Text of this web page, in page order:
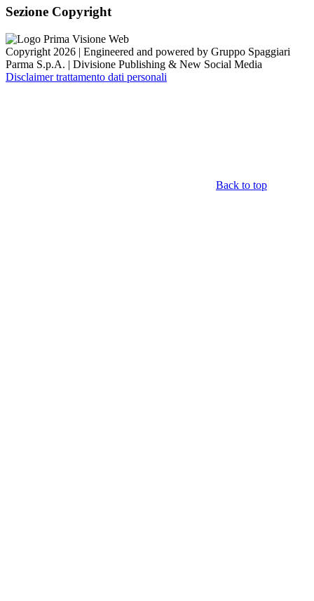
Sezione Copyright
Copyright 2026 | Engineered and powered by Gruppo Spaggiari
Parma S.p.A. | Divisione Publishing & New Social Media
Disclaimer trattamento dati personali
Back to top